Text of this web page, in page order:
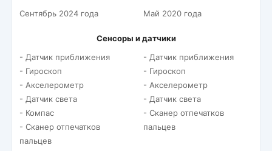
Сентябрь 2024 года
Май 2020 года
Сенсоры и датчики
- Датчик приближения
- Гироскоп
- Акселерометр
- Датчик света
- Компас
- Сканер отпечатков
пальцев
- Датчик приближения
- Гироскоп
- Акселерометр
- Датчик света
- Сканер отпечатков
пальцев